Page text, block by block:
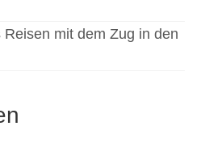
mit dem Zug in den